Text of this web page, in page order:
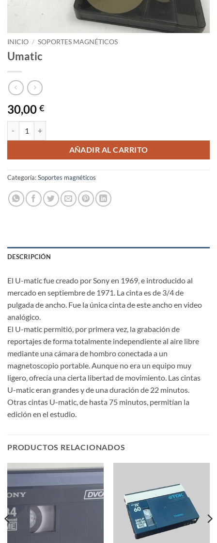
INICIO / SOPORTES MAGNÉTICOS
Umatic
30,00 €
AÑADIR AL CARRITO
Categoría:Soportes magnéticos
DESCRIPCIÓN
El U-matic fue creado por Sony en 1969, e introducido al
mercado en septiembre de 1971. La cinta es de 3/4 de
pulgada de ancho. Fue la única cinta de este ancho en video
analógico.
El U-matic permitió, por primera vez, la grabación de
reportajes de forma totalmente independiente al aire libre
mediante una cámara de hombro conectada a un
magnetoscopio portable. Aunque no era un equipo muy
ligero, ofrecía una cierta libertad de movimiento. Las cintas
U-matic eran grandes y de una duración de 22 minutos.
Otras cintas U-matic, de hasta 75 minutos, permitían la
edición en el estudio.
PRODUCTOS RELACIONADOS